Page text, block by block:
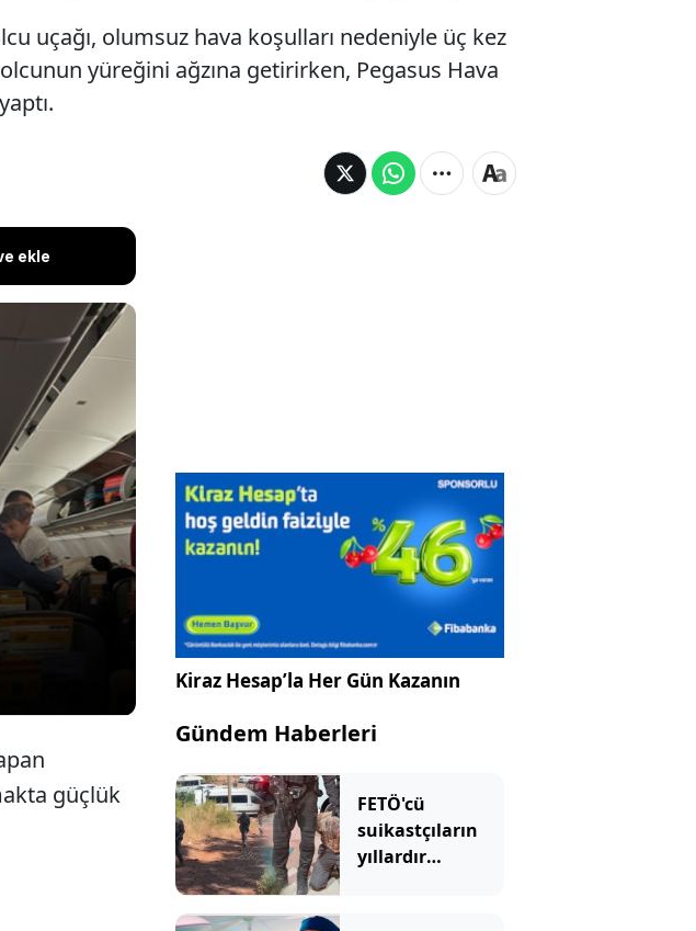
uçağı, olumsuz hava koşulları nedeniyle üç kez
yüreğini ağzına getirirken, Pegasus Hava
ekle
yolcu
tehlikesi
ağzına
Erkilet
güçlük
Kiraz Hesap’la Her Gün Kazanın
Gündem Haberleri
FETÖ'cü
suikastçıların
yıllardır